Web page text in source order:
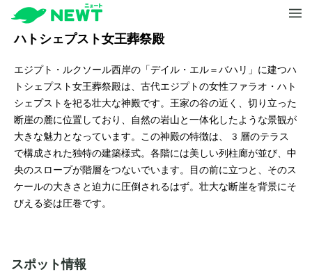
ハトシェプスト女王葬祭殿
エジプト・ルクソール西岸の「デイル・エル＝バハリ」に建つハ
トシェプスト女王葬祭殿は、古代エジプトの女性ファラオ・ハト
シェプストを祀る壮大な神殿です。王家の谷の近く、切り立った
断崖の麓に位置しており、自然の岩山と一体化したような景観が
大きな魅力となっています。この神殿の特徴は、3層のテラス
で構成された独特の建築様式。各階には美しい列柱廊が並び、中
央のスロープが階層をつないでいます。目の前に立つと、そのス
ケールの大きさと迫力に圧倒されるはず。壮大な断崖を背景にそ
びえる姿は圧巻です。
スポット情報